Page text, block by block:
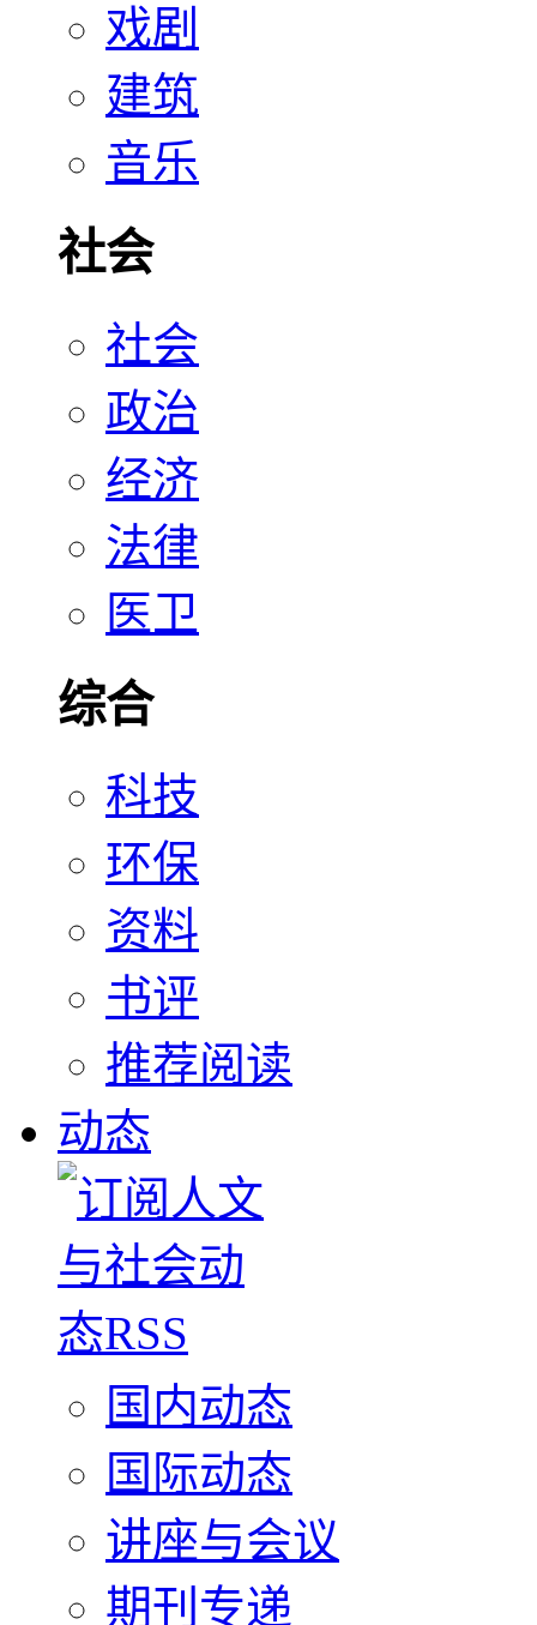
戏剧
建筑
音乐
社会
社会
政治
经济
法律
医卫
综合
科技
环保
资料
书评
推荐阅读
动态
国内动态
国际动态
讲座与会议
期刊专递